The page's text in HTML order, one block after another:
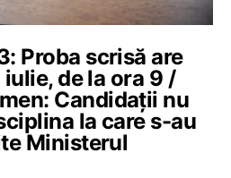
Proba scrisă are
de la ora 9 /
Candidații nu
la care s-au
Ministerul